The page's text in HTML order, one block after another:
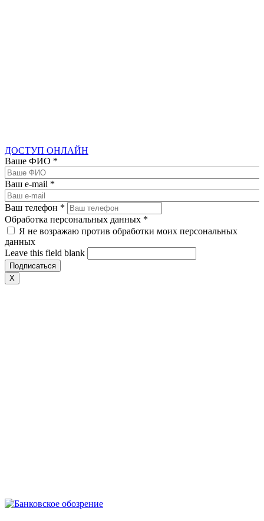
ДОСТУП ОНЛАЙН
Ваше ФИО *
Ваш e-mail *
Ваш телефон *
Обработка персональных данных *
Я не возражаю против обработки моих персональных
данных
Leave this field blank
X